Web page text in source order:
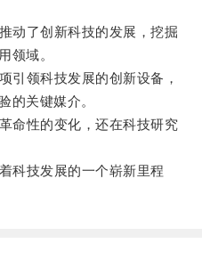
了创新科技的发展，挖掘
领域。
领科技发展的创新设备，
的关键媒介。
性的变化，还在科技研究
技发展的一个崭新里程